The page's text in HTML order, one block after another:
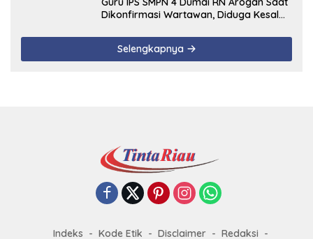
Dikonfirmasi Wartawan, Diduga Kesal
Terealisasi
Selengkapnya
Indeks Kode Etik Disclaimer Redaksi